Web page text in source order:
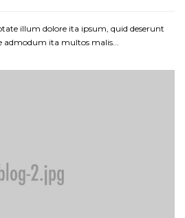
illum dolore ita ipsum, quid deserunt
admodum ita multos malis...